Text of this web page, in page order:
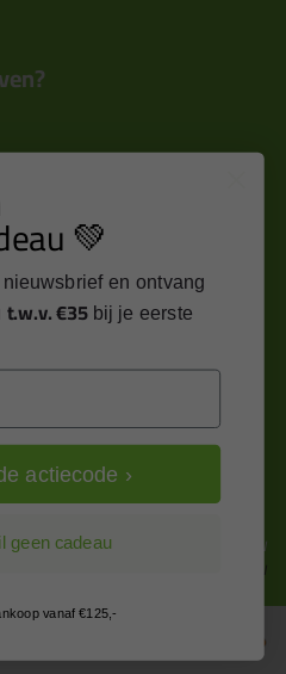
rechtstreeks in je
Alle prijzen zijn in EURO en excl. 21% BTW
wijzig naar incl. BTW
💚
en ontvang
t.w.v. €35 bij je eerste
actiecode ›
geen cadeau
vanaf €125,-